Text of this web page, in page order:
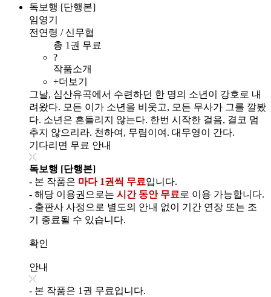
독보행 [단행본]
임영기
전연령 / 신무협
총 1권 무료
?
작품소개
+더보기
그날, 심산유곡에서 수련하던 한 명의 소년이 강호로 내
려왔다. 모든 이가 소년을 비웃고, 모든 무사가 그를 깔봤
다. 소년은 흔들리지 않는다. 한번 시작한 걸음, 결코 멈
추지 않으리라. 천하여, 무림이여. 대무영이 간다.
기다리면 무료 안내
독보행 [단행본]
- 본 작품은 마다 1권씩 무료입니다.
- 해당 이용권으로는 시간 동안 무료 로 이용 가능합니다.
- 출판사 사정으로 별도의 안내 없이 기간 연장 또는 조
기 종료될 수 있습니다.
확인
안내
- 본 작품은 1권 무료입니다.